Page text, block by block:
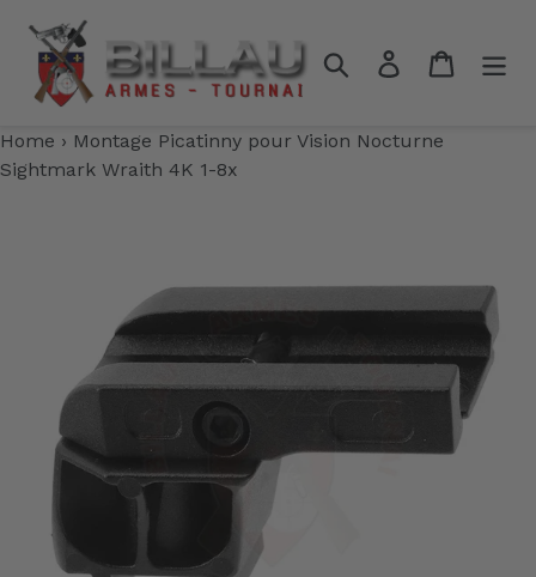
contenu
RechercherSe connecter
Panier
Home › Montage Picatinny pour Vision Nocturne
Sightmark Wraith 4K 1-8x